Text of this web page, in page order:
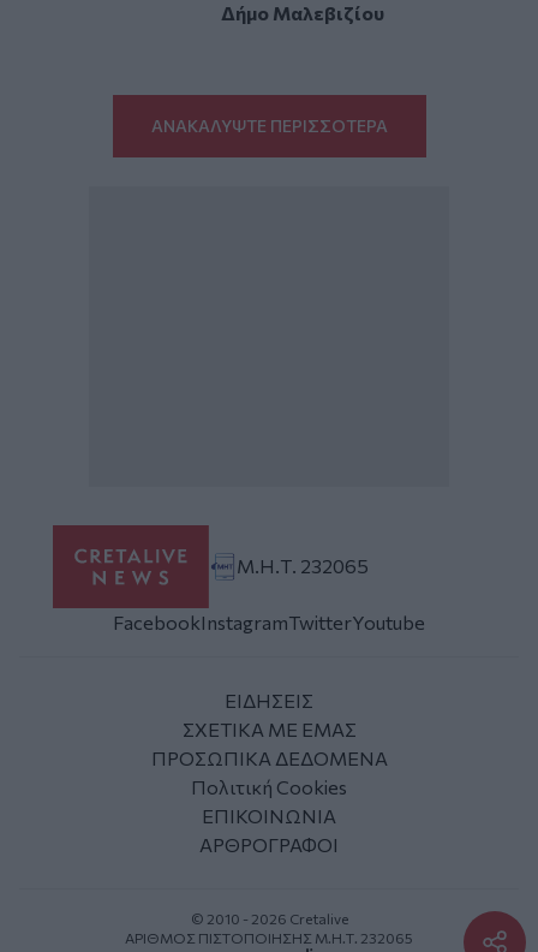
Δήμο Μαλεβιζίου
ΑΝΑΚΑΛΥΨΤΕ ΠΕΡΙΣΣΟΤΕΡΑ
Μ.Η.Τ. 232065
FacebookInstagramTwitterYoutube
ΕΙΔΗΣΕΙΣ
ΣΧΕΤΙΚΑ ΜΕ ΕΜΑΣ
ΠΡΟΣΩΠΙΚΑ ΔΕΔΟΜΕΝΑ
Πολιτική Cookies
ΕΠΙΚΟΙΝΩΝΙΑ
ΑΡΘΡΟΓΡΑΦΟΙ
© 2010 - 2026 Cretalive
ΑΡΙΘΜΟΣ ΠΙΣΤΟΠΟΙΗΣΗΣ Μ.Η.Τ. 232065